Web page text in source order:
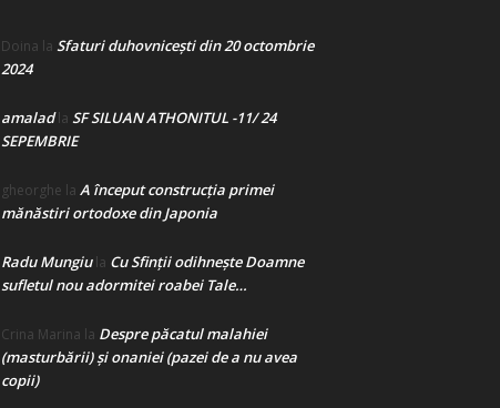
Doina la Sfaturi duhovnicești din 20 octombrie
2024
amaladla SF SILUAN ATHONITUL -11/ 24
SEPEMBRIE
gheorghe la A început construcţia primei
mănăstiri ortodoxe din Japonia
Radu Mungiula Cu Sfinții odihnește Doamne
sufletul nou adormitei roabei Tale…
Crina Marina la Despre păcatul malahiei
(masturbării) şi onaniei (pazei de a nu avea
copii)